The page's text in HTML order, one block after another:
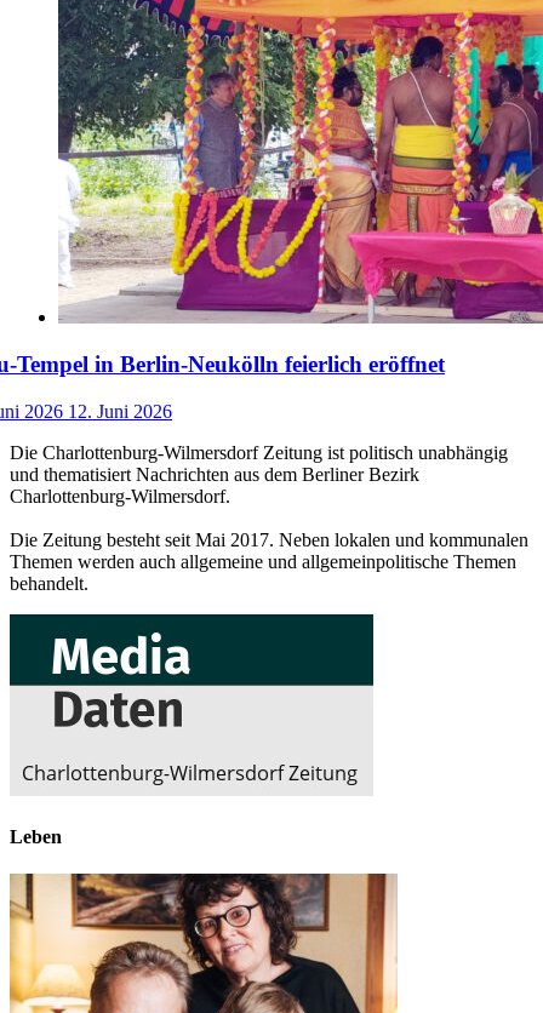
Tempel in Berlin-Neukölln feierlich eröffnet
2026 12. Juni 2026
Die Charlottenburg-Wilmersdorf Zeitung ist politisch unabhängig
und thematisiert Nachrichten aus dem Berliner Bezirk
Charlottenburg-Wilmersdorf.
Die Zeitung besteht seit Mai 2017. Neben lokalen und kommunalen
Themen werden auch allgemeine und allgemeinpolitische Themen
behandelt.
Leben